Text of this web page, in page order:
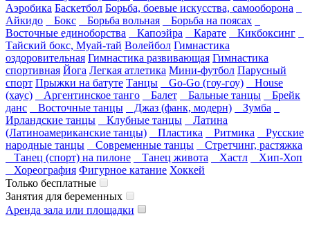
Аэробика Баскетбол Борьба, боевые искусства, самооборона
Айкидо
Бокс Борьба вольная
Борьба на поясах
Восточные единоборства
Капоэйра Карате
Кикбоксинг
Тайский бокс, Муай-тай Волейбол Гимнастика
оздоровительная Гимнастика развивающая Гимнастика
спортивная Йога Легкая атлетика Мини-футбол Парусный
спорт Прыжки на батуте Танцы Go-Go (гоу-гоу)
House
(хаус)
Аргентинское танго Балет Бальные танцы
Брейк
данс
Восточные танцы Джаз (фанк, модерн)
Зумба
Ирландские танцы
Клубные танцы
Латина
(Латиноамериканские танцы)
Пластика Ритмика
Русские
народные танцы
Современные танцы
Стретчинг, растяжка
Танец (спорт) на пилоне
Танец живота Хастл
Хип-Хоп
Хореография Фигурное катание Хоккей
Только бесплатные
Занятия для беременных
Аренда зала или площадки